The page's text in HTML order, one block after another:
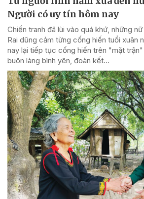
Người có uy tín hôm nay
Chiến tranh đã lùi vào quá khứ, những
Rai dũng cảm từng cống hiến tuổi xuân
nay lại tiếp tục cống hiến trên "mặt
buôn làng bình yên, đoàn kết...